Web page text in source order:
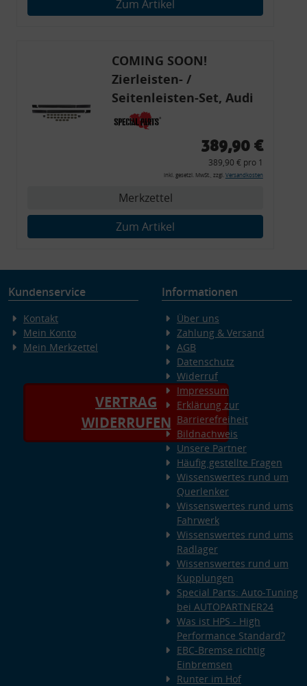
Zum Artikel
COMING SOON!
Zierleisten- /
Seitenleisten-Set, Audi
80 Cabrio, Coupe, S2, (6x
Zierleiste, 2x Kappe,
Montagewerkzeug)
389,90 €
389,90 € pro 1
inkl. gesetzl. MwSt., zzgl. Versandkosten
Merkzettel
Zum Artikel
Kundenservice
Kontakt
Mein Konto
Mein Merkzettel
VERTRAG
WIDERRUFEN
Informationen
Über uns
Zahlung & Versand
AGB
Datenschutz
Widerruf
Impressum
Erklärung zur
Barrierefreiheit
Bildnachweis
Unsere Partner
Häufig gestellte Fragen
Wissenswertes rund um
Querlenker
Wissenswertes rund ums
Fahrwerk
Wissenswertes rund ums
Radlager
Wissenswertes rund um
Kupplungen
Special Parts: Auto-Tuning
bei AUTOPARTNER24
Was ist HPS - High
Performance Standard?
EBC-Bremse richtig
Einbremsen
Runter im Hof
Verwendung genauer Standortdaten
Endgeräteeigenschaften zur Identifikation aktiv abfragen